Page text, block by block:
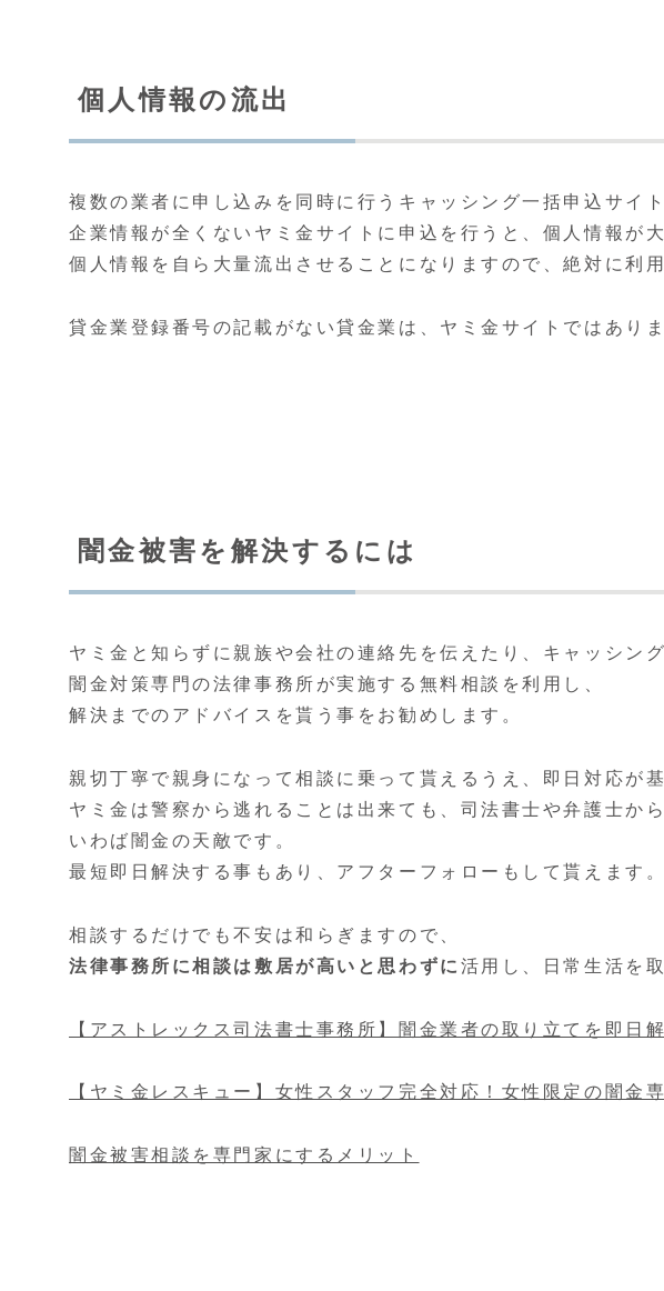
個人情報の流出
複数の業者に申し込みを同時に行うキャッシング一括申込サイ
企業情報が全くないヤミ金サイトに申込を行うと、個人情報が
個人情報を自ら大量流出させることになりますので、絶対に利
貸金業登録番号の記載がない貸金業は、ヤミ金サイトではあり
闇金被害を解決するには
ヤミ金と知らずに親族や会社の連絡先を伝えたり、キャッシン
闇金対策専門の法律事務所が実施する無料相談 を利用し、
解決までのアドバイスを貰う事をお勧めします。
親切丁寧で親身になって相談に乗って貰えるうえ、即日対応が基
ヤミ金は警察から逃れることは出来ても、司法書士や弁護士か
いわば闇金の天敵です。
最短即日解決する事もあり、アフターフォローもして貰えます。
相談するだけでも不安は和らぎますので、
法律事務所に相談は敷居が高いと思わずに 活用し、日常生活を
【アストレックス司法書士事務所】闇金業者の取り立てを即日解
【ヤミ金レスキュー】女性スタッフ完全対応！女性限定の闇金
闇金被害相談を専門家にするメリット